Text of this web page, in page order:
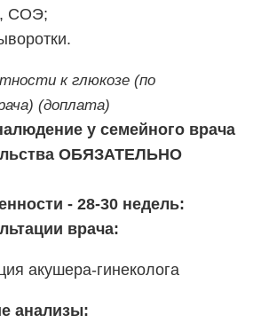
СОЭ;
к глюкозе (по
(доплата)
у семейного врача
ОБЯЗАТЕЛЬНО
- 28-30 недель:
врача:
акушера-гинеколога
анализы: